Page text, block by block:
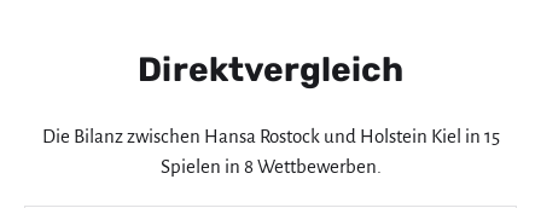
Direktvergleich
Die Bilanz zwischen Hansa Rostock und Holstein Kiel in 15
Spielen in 8 Wettbewerben.